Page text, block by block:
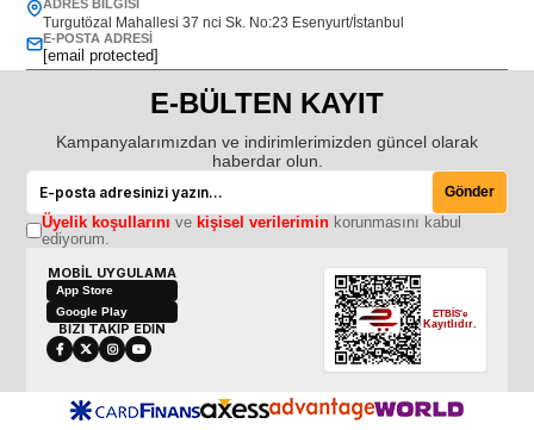
ADRES BILGISI
Turgutözal Mahallesi 37 nci Sk. No:23 Esenyurt/İstanbul
E-POSTA ADRESI
[email protected]
E-BÜLTEN KAYIT
Kampanyalarımızdan ve indirimlerimizden güncel olarak
haberdar olun.
Gönder
Üyelik koşullarını ve kişisel verileriminkorunmasını kabul
ediyorum.
MOBİL UYGULAMA
App Store
Google Play
BİZİ TAKİP EDİN
ETBİS'e
Kayıtlıdır.